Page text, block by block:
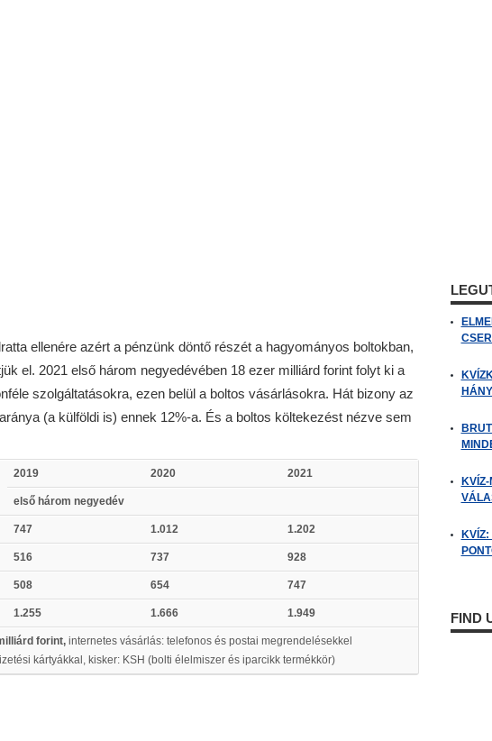
ellenére azért a pénzünk döntő részét a hagyományos boltokban,
el. 2021 első három negyedévében 18 ezer milliárd forint folyt ki a
szolgáltatásokra, ezen belül a boltos vásárlásokra. Hát bizony az
(a külföldi is) ennek 12%-a. És a boltos költekezést nézve sem
2019 2020 2021
első három negyedév
747 1.012 1.202
516 737 928
508 654 747
1.255 1.666 1.949
forint, internetes vásárlás: telefonos és postai megrendelésekkel
kártyákkal, kisker: KSH (bolti élelmiszer és iparcikk termékkör)
FIND